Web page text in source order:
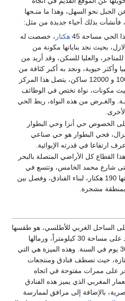
الجبل نحو السهل، وهذا ما منـحها
فأنشأت بذلك أحياء جديدة من مثل:
الحي مساحة 45
هكتار ، خصصت له
بحيث نجد بناياتها مكونة من
والعليا للسكن، وقد أريد من
وأكثر حيوية، ونجد به أكبر كثافة من
السكان تتراوح ما بين 10000 و 12000 ساكن، يتصل هذا المركز
مكونات، نواة تختص في الوظائف
والغـرض من هذه النواة، ربط الحي
على الخصوص حي أنزا وحي البطوار
فحي البطوار هو حي صناعي
القطاع كل الأراضي المتصلة بالبحر
شارع محمد الخامس، وتتسع في
اتجاه الجنوب، وتبلغ مساحتها 190 هكتار، لبناء الفنادق، وفصل بين
بمنطقة مشجرة.
على الساحل الغربي للأطلسي، هو طقسها
المعتدل، وطول شاطئها الممتد على مساحة 30 كيلومتراً، ورمالها
الذهبية، وشمس مشرقة لـ 300 يوم في السنة. وهذه الميزة هي التي
حيث تصطف فنادق ومنتجعات
على ممرات مفتوحة في اتجاه
المغربي الذي يميز هذه الفنادق
بالإضافة إلى مرافق لممارسة